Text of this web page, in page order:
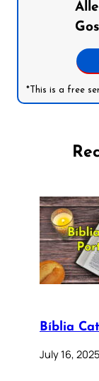
*This is a free
Bíblia
July 16, 2025